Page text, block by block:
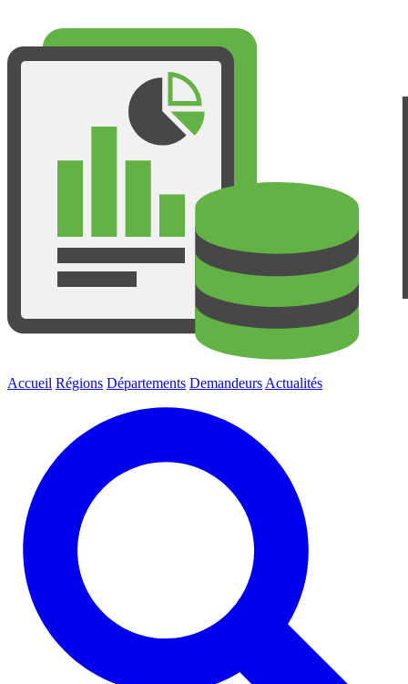
Accueil Régions Départements Demandeurs Actualités